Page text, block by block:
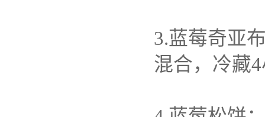
3.蓝莓奇亚
混合，冷藏4